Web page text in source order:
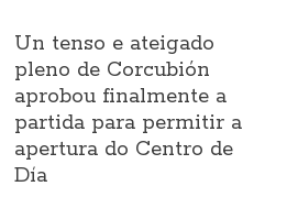
Un tenso e ateigado
pleno de Corcubión
aprobou finalmente a
partida para permitir a
apertura do Centro de
Día